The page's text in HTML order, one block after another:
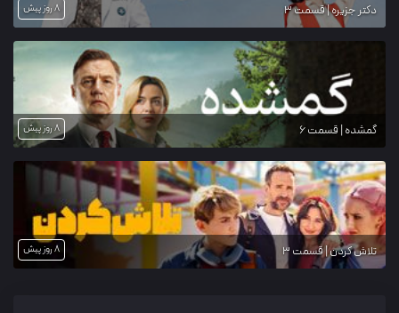
دکتر جزیره | قسمت 3 8 روز پیش
گمشده | قسمت 6 8 روز پیش
تلاش کردن | قسمت 3 8 روز پیش